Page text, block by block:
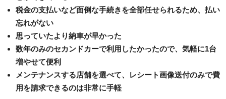
税金の支払いなど面倒な手続きを全部任せられるため、払い
忘れがない
思っていたより納車が早かった
数年のみのセカンドカーで利用したかったので、気軽に1台
増やせて便利
メンテナンスする店舗を選べて、レシート画像送付のみで費
用を請求できるのは非常に手軽